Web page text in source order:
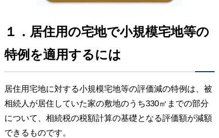
１．居住用の宅地で小規模宅地等の
特例を適用するには
居住用宅地に対する小規模宅地等の評価減の特例は、被
相続人が居住していた家の敷地のうち330㎡までの部分
について、相続税の税額計算の基礎となる評価額が減額
できるものです。